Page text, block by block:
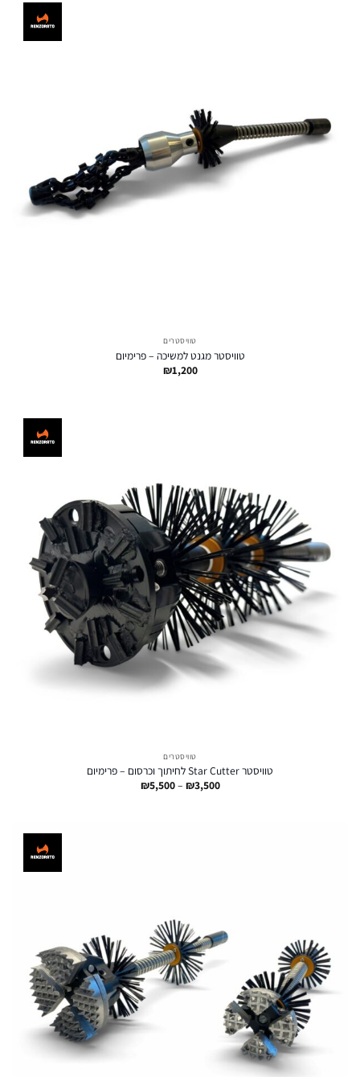
טוויסטרים
טוויסטר מגנט למשיכה – פרימיום
₪1,200
טוויסטרים
טוויסטר Star Cutter לחיתוך וכרסום – פרימיום
₪3,500
–
₪5,500 טווח